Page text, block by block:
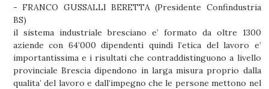
- FRANCO GUSSALLI BERETTA (Presidente Confindustria
BS)
il sistema industriale bresciano e’ formato da oltre 1300
aziende con 64’000 dipendenti quindi l’etica del lavoro e’
importantissima e i risultati che contraddistinguono a livello
provinciale Brescia dipendono in larga misura proprio dalla
qualita’ del lavoro e dall’impegno che le persone mettono nel